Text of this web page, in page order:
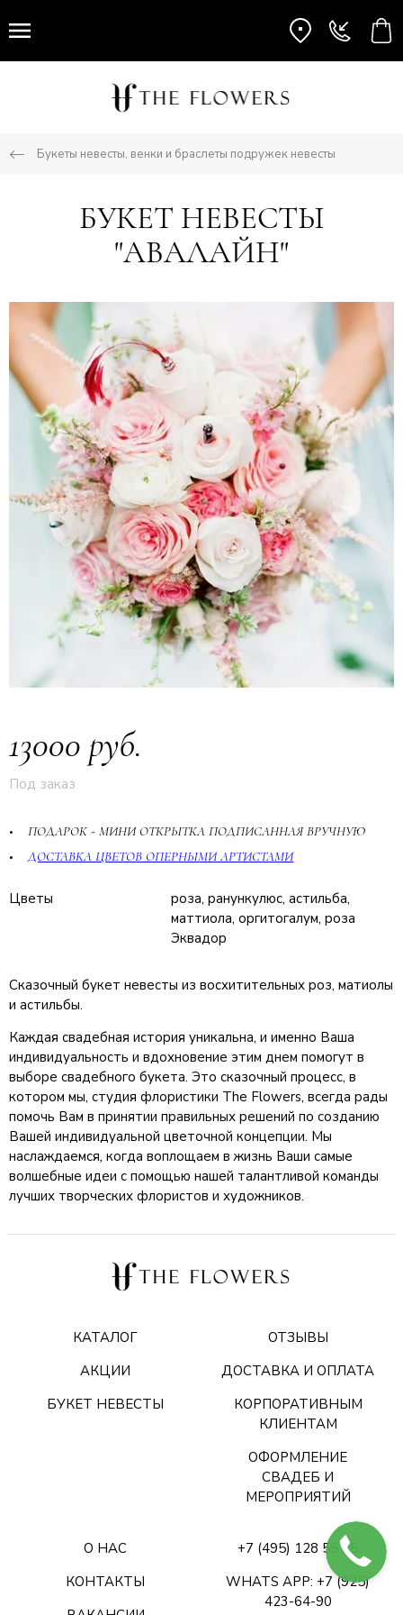
Букеты невесты, венки и браслеты подружек невесты
БУКЕТ НЕВЕСТЫ
"АВАЛАЙН"
13000 руб.
Под заказ
ПОДАРОК - МИНИ ОТКРЫТКА ПОДПИСАННАЯ ВРУЧНУЮ
ДОСТАВКА ЦВЕТОВ ОПЕРНЫМИ АРТИСТАМИ
Цветы
роза, ранункулюс, астильба,
маттиола, оргитогалум, роза
Эквадор
Сказочный букет невесты из восхитительных роз, матиолы
и астильбы.
Каждая свадебная история уникальна, и именно Ваша
индивидуальность и вдохновение этим днем помогут в
выборе свадебного букета. Это сказочный процесс, в
котором мы, студия флористики The Flowers, всегда рады
помочь Вам в принятии правильных решений по созданию
Вашей индивидуальной цветочной концепции. Мы
наслаждаемся, когда воплощаем в жизнь Ваши самые
волшебные идеи с помощью нашей талантливой команды
лучших творческих флористов и художников.
КАТАЛОГ
АКЦИИ
БУКЕТ НЕВЕСТЫ
ОТЗЫВЫ
ДОСТАВКА И ОПЛАТА
КОРПОРАТИВНЫМ
КЛИЕНТАМ
ОФОРМЛЕНИЕ
СВАДЕБ И
МЕРОПРИЯТИЙ
О НАС
КОНТАКТЫ
+7 (495) 128 55 05
WHATS APP: +7 (925)
423-64-90